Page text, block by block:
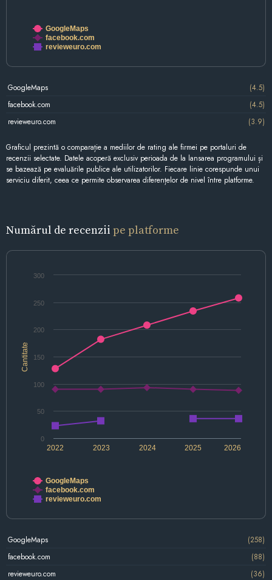
GoogleMaps
facebook.com
revieweuro.com
GoogleMaps
(4.5)
facebook.com
(4.5)
revieweuro.com
(3.9)
Graficul prezintă o comparație a mediilor de rating ale firmei pe portaluri de
recenzii selectate. Datele acoperă exclusiv perioada de la lansarea programului și
se bazează pe evaluările publice ale utilizatorilor. Fiecare linie corespunde unui
serviciu diferit, ceea ce permite observarea diferențelor de nivel între platforme.
Numărul de recenzii pe platforme
Cantitate
2022 2024 2026
2023 2025
0
50
100
150
200
250
300
GoogleMaps
facebook.com
revieweuro.com
GoogleMaps
(258)
facebook.com
(88)
revieweuro.com
(36)